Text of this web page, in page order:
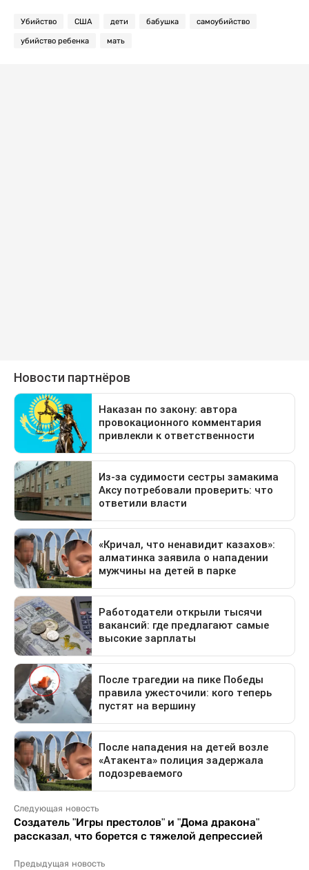
Убийство США дети бабушка самоубийство
убийство ребенка мать
Следующая новость
Создатель "Игры престолов" и "Дома дракона"
рассказал, что борется с тяжелой депрессией
Предыдущая новость